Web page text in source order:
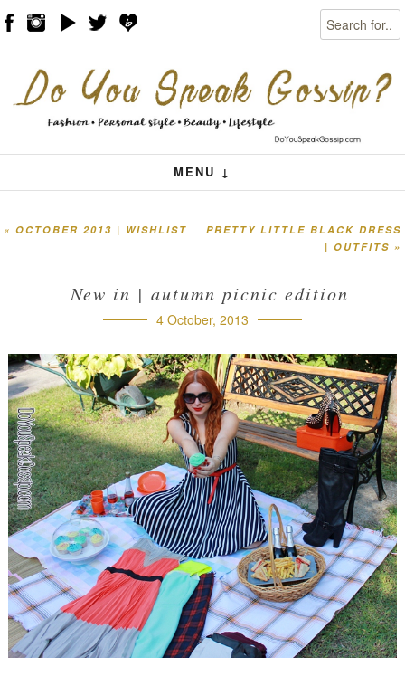
Search
MENU ↓
Menu
Skip to content
PRETTY LITTLE BLACK DRESS
| OUTFITS »
« OCTOBER 2013 | WISHLIST
New in | autumn picnic edition
4 October, 2013